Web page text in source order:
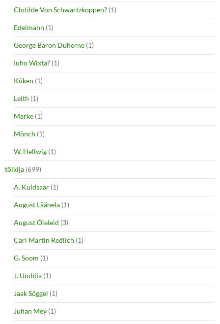
Clotilde Von Schwartzkoppen? (1)
Edelmann (1)
George Baron Duherne (1)
Iuho Wixta? (1)
Küken (1)
Leith (1)
Marke (1)
Mönch (1)
W. Hellwig (1)
tõlkija (699)
A. Kuldsaar (1)
August Läänela (1)
August Õieleid (3)
Carl Martin Redlich (1)
G. Soom (1)
J. Umblia (1)
Jaak Sõggel (1)
Juhan Mey (1)